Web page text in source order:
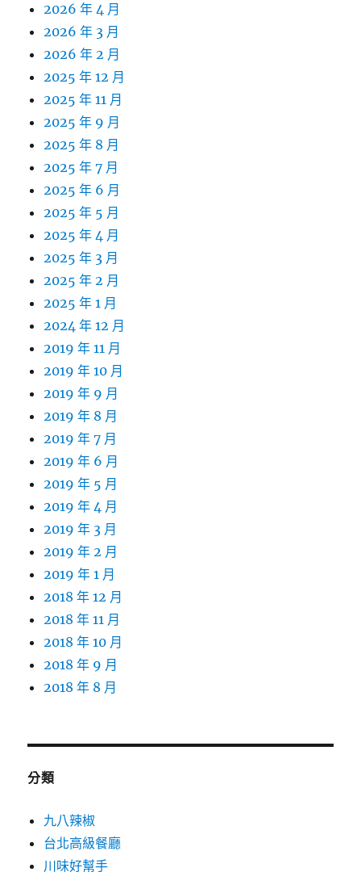
2026 年 4 月
2026 年 3 月
2026 年 2 月
2025 年 12 月
2025 年 11 月
2025 年 9 月
2025 年 8 月
2025 年 7 月
2025 年 6 月
2025 年 5 月
2025 年 4 月
2025 年 3 月
2025 年 2 月
2025 年 1 月
2024 年 12 月
2019 年 11 月
2019 年 10 月
2019 年 9 月
2019 年 8 月
2019 年 7 月
2019 年 6 月
2019 年 5 月
2019 年 4 月
2019 年 3 月
2019 年 2 月
2019 年 1 月
2018 年 12 月
2018 年 11 月
2018 年 10 月
2018 年 9 月
2018 年 8 月
分類
九八辣椒
台北高級餐廳
川味好幫手